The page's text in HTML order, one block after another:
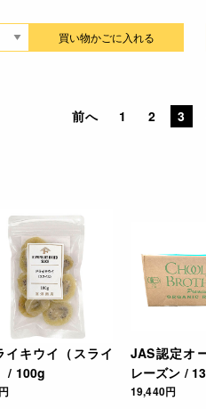
買い物かごに入れる
前へ 1 2 3
イキウイ（スライ
/ 100g
JAS認定オ
レーズン /
19,440円